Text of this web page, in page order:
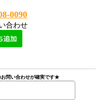
0090
合わせ
問い合わせが確実です★